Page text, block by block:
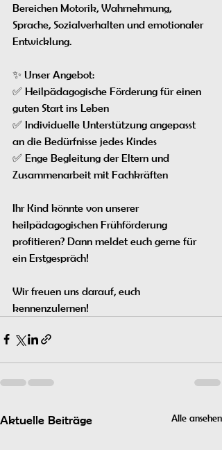
Bereichen Motorik, Wahrnehmung,
Sprache, Sozialverhalten und emotionaler
Entwicklung.
✨ Unser Angebot:
✅ Heilpädagogische Förderung für einen
guten Start ins Leben
✅ Individuelle Unterstützung angepasst
an die Bedürfnisse jedes Kindes
✅ Enge Begleitung der Eltern und
Zusammenarbeit mit Fachkräften
Ihr Kind könnte von unserer
heilpädagogischen Frühförderung
profitieren? Dann meldet euch gerne für
ein Erstgespräch!
Wir freuen uns darauf, euch
kennenzulernen!
Aktuelle Beiträge Alle ansehen